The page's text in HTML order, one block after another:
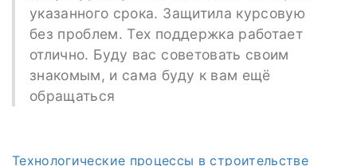
указанного срока. Защитила курсовую
без проблем. Тех поддержка работает
отлично. Буду вас советовать своим
знакомым, и сама буду к вам ещё
обращаться
Технологические процессы в строительстве